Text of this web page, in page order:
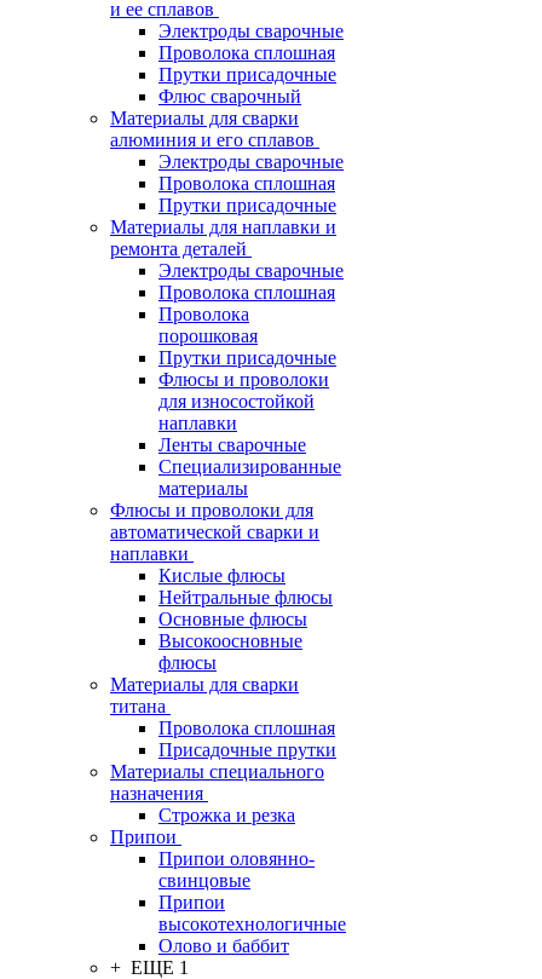
и ее сплавов
Электроды сварочные
Проволока сплошная
Прутки присадочные
Флюс сварочный
Материалы для сварки
алюминия и его сплавов
Электроды сварочные
Проволока сплошная
Прутки присадочные
Материалы для наплавки и
ремонта деталей
Электроды сварочные
Проволока сплошная
Проволока
порошковая
Прутки присадочные
Флюсы и проволоки
для износостойкой
наплавки
Ленты сварочные
Специализированные
материалы
Флюсы и проволоки для
автоматической сварки и
наплавки
Кислые флюсы
Нейтральные флюсы
Основные флюсы
Высокоосновные
флюсы
Материалы для сварки
титана
Проволока сплошная
Присадочные прутки
Материалы специального
назначения
Строжка и резка
Припои
Припои оловянно-
свинцовые
Припои
высокотехнологичные
Олово и баббит
+ ЕЩЕ 1